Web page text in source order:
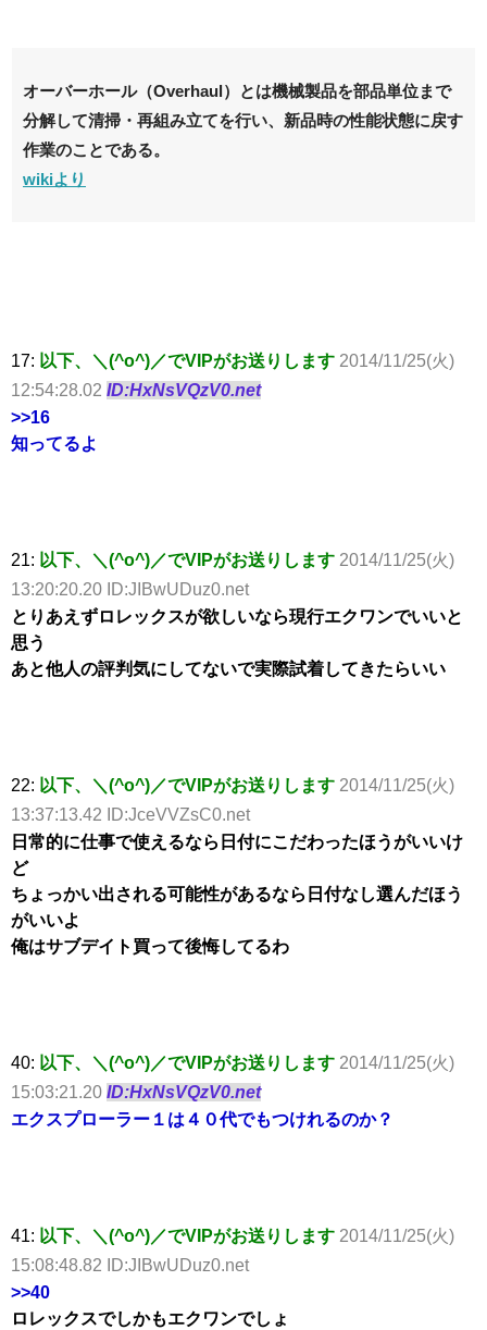
オーバーホール（Overhaul）とは機械製品を部品単位まで
分解して清掃・再組み立てを行い、新品時の性能状態に戻す
作業のことである。
wikiより
17: 以下、＼(^o^)／でVIPがお送りします 2014/11/25(火)
12:54:28.02 ID:HxNsVQzV0.net
>>16
知ってるよ
21: 以下、＼(^o^)／でVIPがお送りします 2014/11/25(火)
13:20:20.20 ID:JIBwUDuz0.net
とりあえずロレックスが欲しいなら現行エクワンでいいと
思う
あと他人の評判気にしてないで実際試着してきたらいい
22: 以下、＼(^o^)／でVIPがお送りします 2014/11/25(火)
13:37:13.42 ID:JceVVZsC0.net
日常的に仕事で使えるなら日付にこだわったほうがいいけ
ど
ちょっかい出される可能性があるなら日付なし選んだほう
がいいよ
俺はサブデイト買って後悔してるわ
40: 以下、＼(^o^)／でVIPがお送りします 2014/11/25(火)
15:03:21.20 ID:HxNsVQzV0.net
エクスプローラー１は４０代でもつけれるのか？
41: 以下、＼(^o^)／でVIPがお送りします 2014/11/25(火)
15:08:48.82 ID:JIBwUDuz0.net
>>40
ロレックスでしかもエクワンでしょ